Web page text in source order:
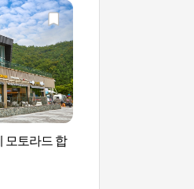
모토라드 합